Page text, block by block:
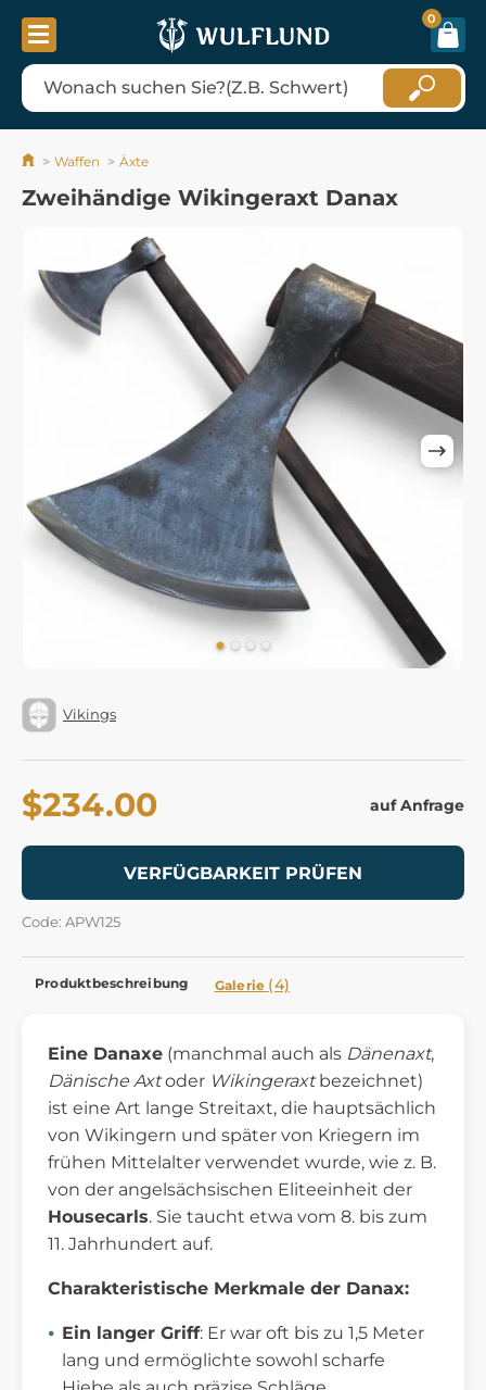
0
Waffen Äxte
Zweihändige Wikingeraxt Danax
Vikings
$234.00 auf Anfrage
VERFÜGBARKEIT PRÜFEN
Code: APW125
Produktbeschreibung Galerie (4)
Eine Danaxe (manchmal auch als Dänenaxt,
Dänische Axtoder Wikingeraxtbezeichnet)
ist eine Art lange Streitaxt, die hauptsächlich
von Wikingern und später von Kriegern im
frühen Mittelalter verwendet wurde, wie z. B.
von der angelsächsischen Eliteeinheit der
Housecarls. Sie taucht etwa vom 8. bis zum
11. Jahrhundert auf.
Charakteristische Merkmale der Danax:
Ein langer Griff: Er war oft bis zu 1,5 Meter
lang und ermöglichte sowohl scharfe